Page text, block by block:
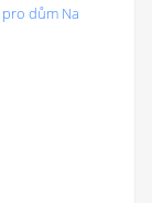
dům Na